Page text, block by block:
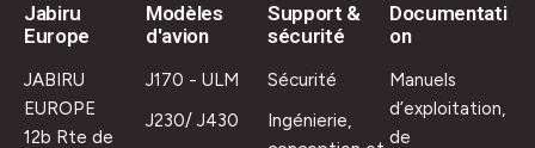
Jabiru
Europe
JABIRU
EUROPE
12b Rte de
Modèles
d'avion
J170 - ULM
J230/ J430
Support &
sécurité
Sécurité
Ingénierie,
Documentati
on
Manuels
d’exploitation,
de